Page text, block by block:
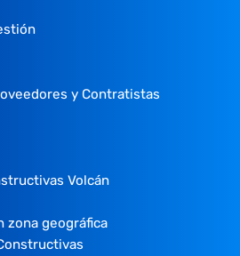
y Contratistas
Volcán
zona geográfica